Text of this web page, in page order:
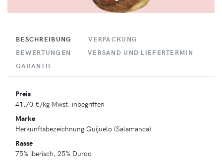
BESCHREIBUNG
VERPACKUNG
BEWERTUNGEN
VERSAND UND LIEFERTERMIN
GARANTIE
Preis
41,70 €/kg Mwst. inbegriffen
Marke
Herkunftsbezeichnung Guijuelo (Salamanca)
Rasse
75% iberisch, 25% Duroc